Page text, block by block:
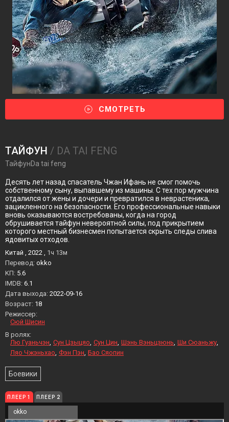
СМОТРЕТЬ
ТАЙФУН / DA TAI FENG
ТайфунDa tai feng
Десять лет назад спасатель Чжан Ифань не смог помочь
собственному сыну, выпавшему из машины. С тех пор мужчина
отдалился от жены и дочери и превратился в неврастеника,
зацикленного на безопасности. Его профессиональные навыки
вновь оказываются востребованы, когда на город
обрушивается тайфун невероятной силы, под прикрытием
которого местный бизнесмен попытается скрыть следы слива
ядовитых отходов.
Китай , 2022 , 1ч 13м
Перевод: okko
KП: 5.6
IMDB: 6.1
Дата выхода: 2022-09-16
Возраст: 18
Режиссер:
Сюй Шисин
В ролях:
Лю Гуаньчэн Сун Цзыцяо Сун Цин Шэнь Вэньцзюнь Ши Сюаньжу
Ляо Чжэньхао Фэн Пэн Бао Сяопин
Боевики
ПЛЕЕР 1 ПЛЕЕР 2
okko